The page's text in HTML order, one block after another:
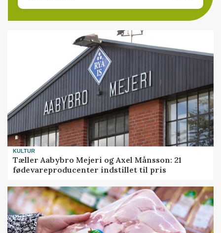
KULTUR
Tæller Aabybro Mejeri og Axel Månsson: 21
fødevareproducenter indstillet til pris